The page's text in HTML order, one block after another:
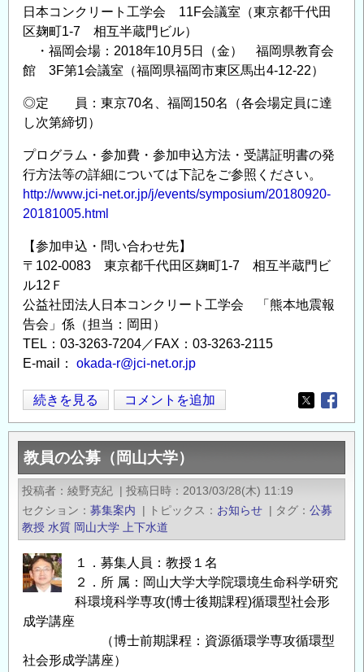
日本コンクリート工学会 11F会議室（東京都千代田
区麹町1-7 相互半蔵門ビル）
・福岡会場：2018年10月5日（金） 福岡県教育会
館 3F第1会議室（福岡県福岡市東区馬出4-12-22）
◎定 員：東京70名、福岡150名（各会場定員に達
し次第締切）
プログラム・参加費・参加申込方法・受講証明書の発
行方法等の詳細については下記をご参照ください。
http://www.jci-net.or.jp/j/events/symposium/20180920-
20181005.html
【参加申込・問い合わせ先】
〒102-0083 東京都千代田区麹町1-7 相互半蔵門ビ
ル12Ｆ
公益社団法人日本コンクリート工学会 「熊本地震報
告会」係（担当：岡田）
TEL：03-3263-7204／FAX：03-3263-2115
E-mail： okada-r@jci-net.or.jp
JCI
「熊
本
地
震
関
す
る
特
委
会
続きを見る コメントを追加
Opens in
教員の公募（岡山大学）
投稿者 綾野克紀 | 投稿日時
2013/03/28(木) 11:19
セクション
募集案内 | トピックス お知らせ | タグ
公募
教授 水質 岡山大学 上下水道
１．募集人員：教授１名
２．所 属：岡山大学大学院環境生命科学研究
科環境科学専攻(博士後期課程)循環型社会形
成学講座
（博士前期課程：資源循環学専攻循環型
社会形成学講座）